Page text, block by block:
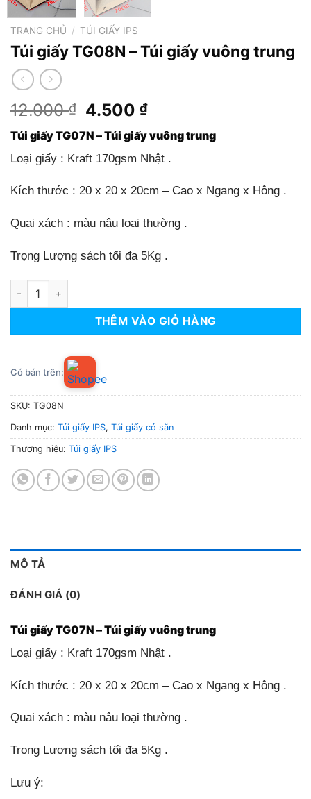
TRANG CHỦ / TÚI GIẤY IPS
Túi giấy TG08N – Túi giấy vuông trung
12.000₫
Giá
gốc
là:
12.000 ₫.
4.500₫Giá
hiện
tại
là:
Túi giấy TG07N – Túi giấy vuông trung
Loại giấy : Kraft 170gsm Nhật .
Kích thước : 20 x 20 x 20cm – Cao x Ngang x Hông .
Quai xách : màu nâu loại thường .
Trọng Lượng sách tối đa 5Kg .
Túi giấy TG08N - Túi giấy vuông trung số lượng
THÊM VÀO GIỎ HÀNG
Có bán trên:
SKU: TG08N
Danh mục: Túi giấy IPS, Túi giấy có sẵn
Thương hiệu: Túi giấy IPS
MÔ TẢ
ĐÁNH GIÁ (0)
Túi giấy TG07N – Túi giấy vuông trung
Loại giấy : Kraft 170gsm Nhật .
Kích thước : 20 x 20 x 20cm – Cao x Ngang x Hông .
Quai xách : màu nâu loại thường .
Trọng Lượng sách tối đa 5Kg .
Lưu ý: